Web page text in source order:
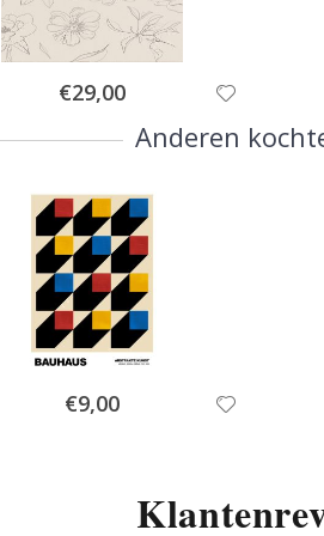
Special
Price
€29,00
Anderen
Special
Price
€9,00